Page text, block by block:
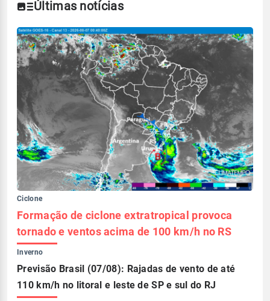
Últimas notícias
Ciclone
Formação de ciclone extratropical provoca
tornado e ventos acima de 100 km/h no RS
Inverno
Previsão Brasil (07/08): Rajadas de vento de até
110 km/h no litoral e leste de SP e sul do RJ